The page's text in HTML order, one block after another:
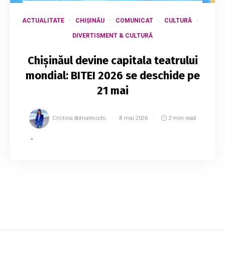
ACTUALITATE CHIȘINĂU COMUNICAT CULTURĂ
DIVERTISMENT & CULTURĂ
Chișinăul devine capitala teatrului
mondial: BITEI 2026 se deschide pe
21 mai
Cristina Botnarevschi 8 mai 2026 2 min read